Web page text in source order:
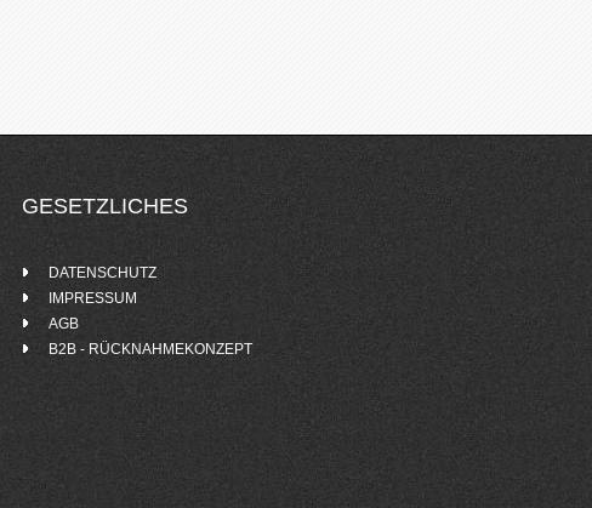
GESETZLICHES
DATENSCHUTZ
IMPRESSUM
AGB
B2B - RÜCKNAHMEKONZEPT